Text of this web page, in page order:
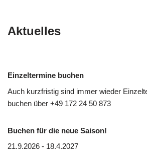
Aktuelles
Einzeltermine buchen
Auch kurzfristig sind immer wieder
buchen über +49 172 24 50 873
Buchen für die neue Saison!
21.9.2026 - 18.4.2027